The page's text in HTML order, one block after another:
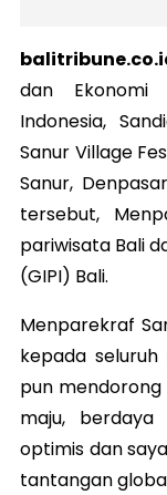
dan Ekonomi
Indonesia,
Sanur Village
Sanur,
tersebut,
pariwisata Bali
(GIPI) Bali.
Menparekraf
kepada seluruh
pun
maju,
optimis dan
tantangan